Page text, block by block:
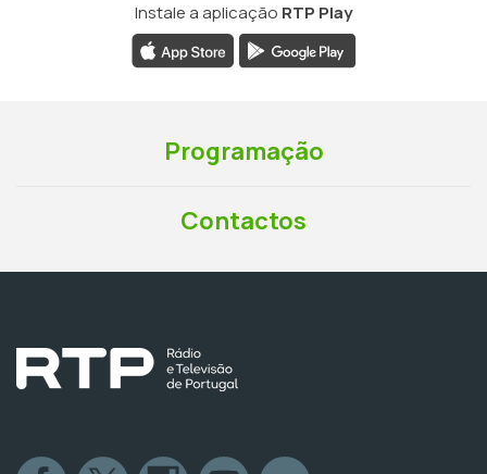
Instale a aplicação RTP Play
Programação
Contactos